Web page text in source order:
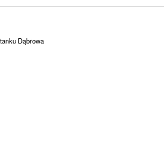
Dąbrowa